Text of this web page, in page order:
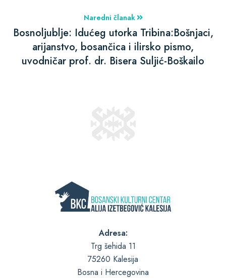
Naredni članak
Bosnoljublje: Idućeg utorka Tribina:Bošnjaci,
arijanstvo, bosančica i ilirsko pismo,
uvodničar prof. dr. Bisera Suljić-Boškailo
Adresa:
Trg šehida 11
75260 Kalesija
Bosna i Hercegovina